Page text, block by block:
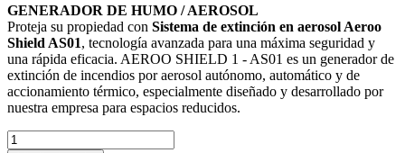
GENERADOR DE HUMO / AEROSOL
Proteja su propiedad con Sistema de extinción en aerosol Aeroo
Shield AS01, tecnología avanzada para una máxima seguridad y
una rápida eficacia. AEROO SHIELD 1 - AS01 es un generador de
extinción de incendios por aerosol autónomo, automático y de
accionamiento térmico, especialmente diseñado y desarrollado por
nuestra empresa para espacios reducidos.
Sistem